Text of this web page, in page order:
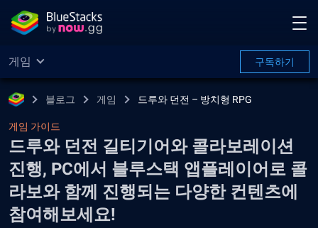
게임 구독하기
블로그 게임 드루와 던전 – 방치형 RPG
게임 가이드
드루와 던전 길티기어와 콜라보레이션
진행, PC에서 블루스택 앱플레이어로 콜
라보와 함께 진행되는 다양한 컨텐츠에
참여해보세요!